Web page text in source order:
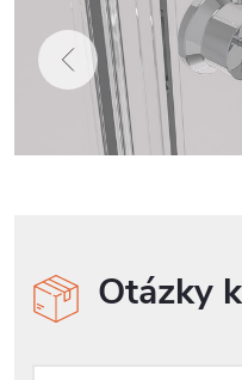
Otázky